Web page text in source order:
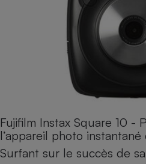
Fujifilm Instax Square 10 -
l’appareil photo instantané
Surfant sur le succès de